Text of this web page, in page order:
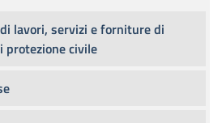
lavori, servizi e forniture di
protezione civile